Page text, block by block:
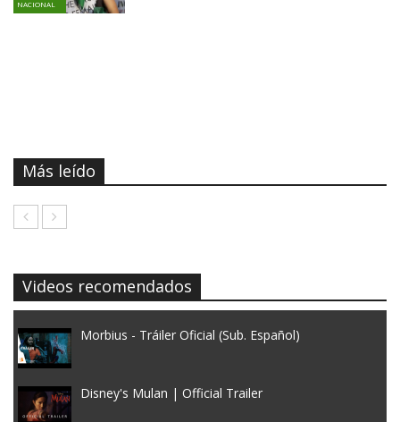
NACIONAL
Más leído
Videos recomendados
Morbius - Tráiler Oficial (Sub. Español)
Disney's Mulan | Official Trailer